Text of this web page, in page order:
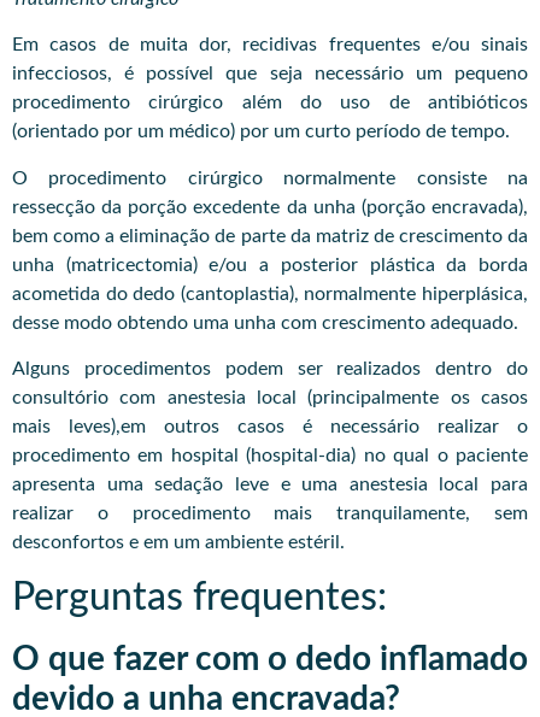
Em casos de muita dor, recidivas frequentes e/ou sinais
infecciosos, é possível que seja necessário um pequeno
procedimento cirúrgico além do uso de antibióticos
(orientado por um médico) por um curto período de tempo.
O procedimento cirúrgico normalmente consiste na
ressecção da porção excedente da unha (porção encravada),
bem como a eliminação de parte da matriz de crescimento da
unha (matricectomia) e/ou a posterior plástica da borda
acometida do dedo (cantoplastia), normalmente hiperplásica,
desse modo obtendo uma unha com crescimento adequado.
Alguns procedimentos podem ser realizados dentro do
consultório com anestesia local (principalmente os casos
mais leves),em outros casos é necessário realizar o
procedimento em hospital (hospital-dia) no qual o paciente
apresenta uma sedação leve e uma anestesia local para
realizar o procedimento mais tranquilamente, sem
desconfortos e em um ambiente estéril.
Perguntas frequentes:
O que fazer com o dedo inflamado
devido a unha encravada?